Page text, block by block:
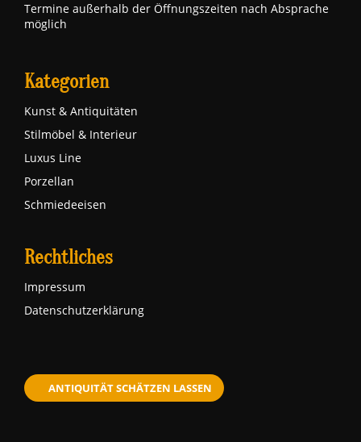
Termine außerhalb der Öffnungszeiten nach Absprache
möglich
Kategorien
Kunst & Antiquitäten
Stilmöbel & Interieur
Luxus Line
Porzellan
Schmiedeeisen
Rechtliches
Impressum
Datenschutzerklärung
ANTIQUITÄT SCHÄTZEN LASSEN